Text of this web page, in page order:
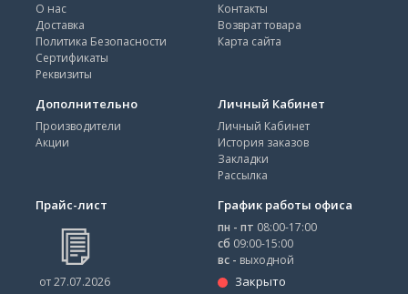
О нас
Доставка
Политика Безопасности
Сертификаты
Реквизиты
Контакты
Возврат товара
Карта сайта
Дополнительно
Производители
Акции
Личный Кабинет
Личный Кабинет
История заказов
Закладки
Рассылка
Прайс-лист
от 27.07.2026
График работы офиса
пн - пт 08:00-17:00
сб 09:00-15:00
вс - выходной
Закрыто